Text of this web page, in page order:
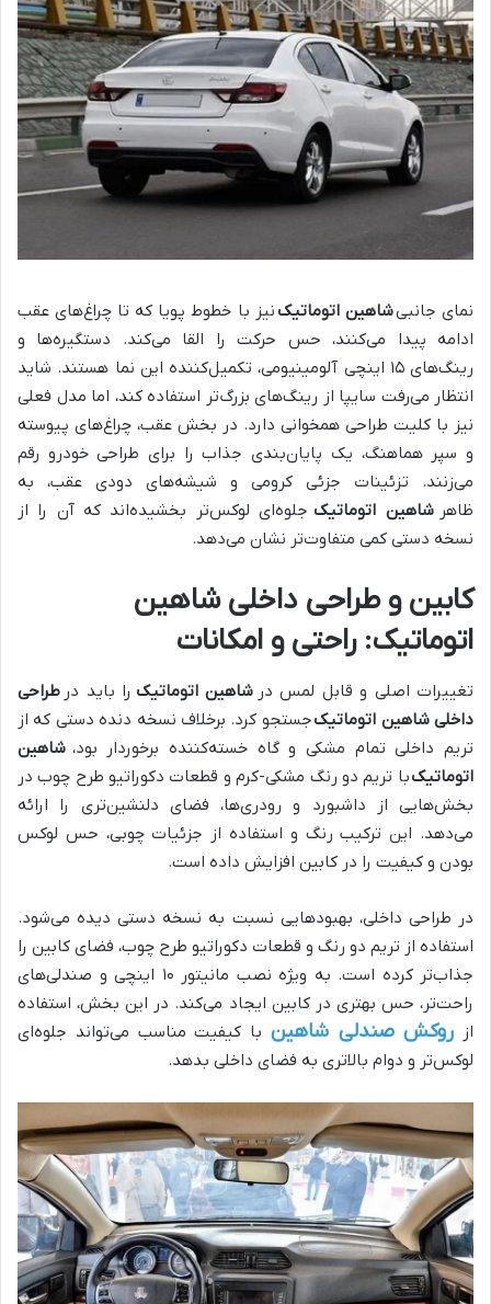
نمای جانبیشاهین اتوماتیک نیز با خطوط پویا که تا چراغ‌های عقب
ادامه پیدا می‌کنند، حس حرکت را القا می‌کند. دستگیره‌ها و
رینگ‌های ۱۵ اینچی آلومینیومی، تکمیل‌کننده این نما هستند. شاید
انتظار می‌رفت سایپا از رینگ‌های بزرگ‌تر استفاده کند، اما مدل فعلی
نیز با کلیت طراحی همخوانی دارد. در بخش عقب، چراغ‌های پیوسته
و سپر هماهنگ، یک پایان‌بندی جذاب را برای طراحی خودرو رقم
می‌زنند. تزئینات جزئی کرومی و شیشه‌های دودی عقب، به
ظاهر شاهین اتوماتیک جلوه‌ای لوکس‌تر بخشیده‌اند که آن را از
نسخه دستی کمی متفاوت‌تر نشان می‌دهد.
کابین و طراحی داخلی شاهین
اتوماتیک: راحتی و امکانات
تغییرات اصلی و قابل لمس در شاهین اتوماتیک را باید در طراحی
داخلی شاهین اتوماتیکجستجو کرد. برخلاف نسخه دنده دستی که از
تریم داخلی تمام مشکی و گاه خسته‌کننده برخوردار بود، شاهین
اتوماتیکبا تریم دو رنگ مشکی-کرم و قطعات دکوراتیو طرح چوب در
بخش‌هایی از داشبورد و رودری‌ها، فضای دلنشین‌تری را ارائه
می‌دهد. این ترکیب رنگ و استفاده از جزئیات چوبی، حس لوکس
بودن و کیفیت را در کابین افزایش داده است.
در طراحی داخلی، بهبودهایی نسبت به نسخه دستی دیده می‌شود.
استفاده از تریم دو رنگ و قطعات دکوراتیو طرح چوب، فضای کابین را
جذاب‌تر کرده است. به ویژه نصب مانیتور ۱۰ اینچی و صندلی‌های
راحت‌تر، حس بهتری در کابین ایجاد می‌کند. در این بخش، استفاده
از روکش صندلی شاهین با کیفیت مناسب می‌تواند جلوه‌ای
لوکس‌تر و دوام بالاتری به فضای داخلی بدهد.